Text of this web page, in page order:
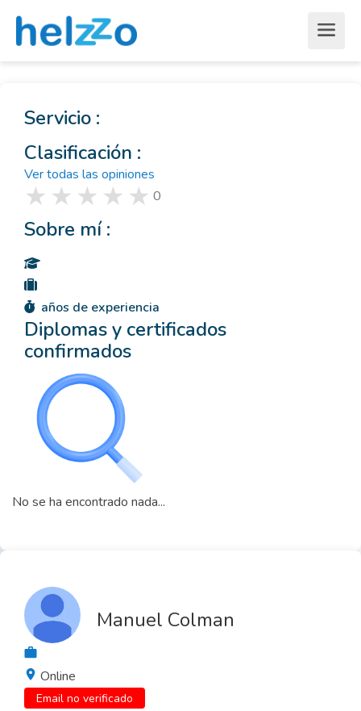
Servicio :
Clasificación :
Ver todas las opiniones
0
Sobre mí :
años de experiencia
Diplomas y certificados
confirmados
No se ha encontrado nada...
Manuel Colman
Online
Email no verificado